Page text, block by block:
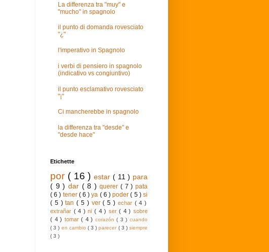
La differenza tra "muy" e
"mucho" in spagnolo
il punto di domanda rovesciato
"¿"
l'imperativo in Spagnolo
i verbi di pensiero in spagnolo
(indicativo vs congiuntivo)
il punto esclamativo rovesciato
"¡"
Ci mancherebbe in spagnolo
la differenza tra "desde" e
"desde hace"
Etichette
por ( 16 ) estar ( 11 ) para
( 9 ) dar ( 8 )querer( 7 )pata
( 6 ) tener ( 6 )ya ( 6 )poder( 5 )si
( 5 )tan( 5 ) ver( 5 ) echar ( 4 )
extrañar ( 4 )ni ( 4 ) ser( 4 )sobre
( 4 ) tomar( 4 ) corazón( 3 )cuando
( 3 ) en cambio ( 3 )parecer ( 3 )siempre
( 3 )